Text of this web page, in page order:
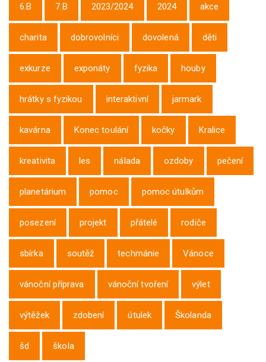
6.B 7.B 2023/2024 2024 akce
charita dobrovolníci dovolená děti
exkurze exponáty fyzika houby
hrátky s fyzikou interaktivní jarmark
kavárna Konec toulání kočky Kralice
kreativita les nálada ozdoby pečení
planetárium pomoc pomoc útulkům
posezení projekt přátelé rodiče
sbírka soutěž techmánie Vánoce
vánoční příprava vánoční tvoření výlet
výtěžek zdobení útulek Školanda
šd škola